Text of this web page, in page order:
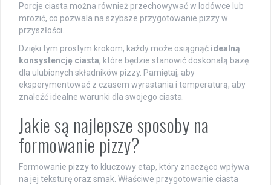
Porcje ciasta można również przechowywać w lodówce lub
mrozić, co pozwala na szybsze przygotowanie pizzy w
przyszłości.
Dzięki tym prostym krokom, każdy może osiągnąć idealną
konsystencję ciasta, które będzie stanowić doskonałą bazę
dla ulubionych składników pizzy. Pamiętaj, aby
eksperymentować z czasem wyrastania i temperaturą, aby
znaleźć idealne warunki dla swojego ciasta.
Jakie są najlepsze sposoby na
formowanie pizzy?
Formowanie pizzy to kluczowy etap, który znacząco wpływa
na jej teksturę oraz smak. Właściwe przygotowanie ciasta